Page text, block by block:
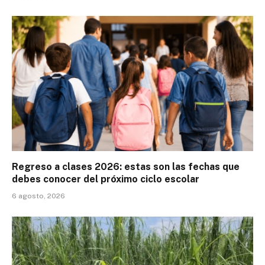
Regreso a clases 2026: estas son las fechas que
debes conocer del próximo ciclo escolar
6 agosto, 2026